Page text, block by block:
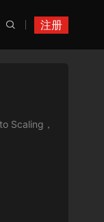
注册

Scaling，